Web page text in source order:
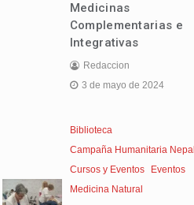
Medicinas
Complementarias e
Integrativas
Redaccion
3 de mayo de 2024
Biblioteca
Campaña Humanitaria Nepal
Cursos y Eventos
Eventos
Medicina Natural